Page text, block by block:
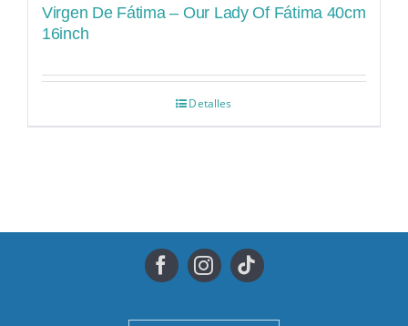
Virgen De Fátima – Our Lady Of Fátima 40cm
16inch
Detalles